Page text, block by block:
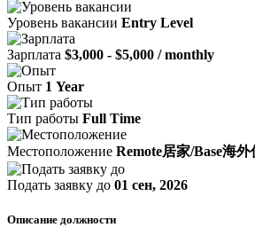
Уровень вакансии Entry Level
Зарплата $3,000 - $5,000 / monthly
Опыт 1 Year
Тип работы Full Time
Местоположение Remote居家/Base海外
Подать заявку до 01 сен, 2026
Описание должности